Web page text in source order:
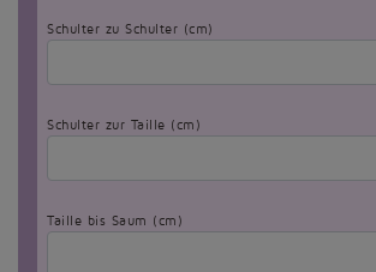
Schulter zu Schulter (cm)
Schulter zur Taille (cm)
Taille bis Saum (cm)